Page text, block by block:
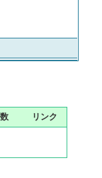
リンク